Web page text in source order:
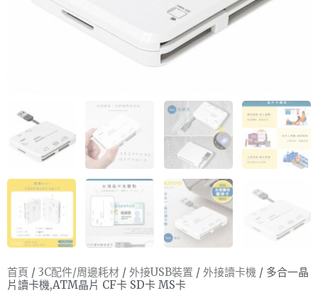
首頁 / 3C配件/周邊耗材 / 外接USB裝置 / 外接讀卡機 / 多合一晶
片讀卡機,ATM晶片 CF卡 SD卡 MS卡